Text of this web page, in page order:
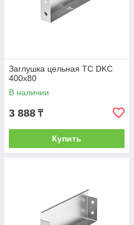
Заглушка цельная ТС DKC
400х80
В наличии
3 888 ₸
Купить